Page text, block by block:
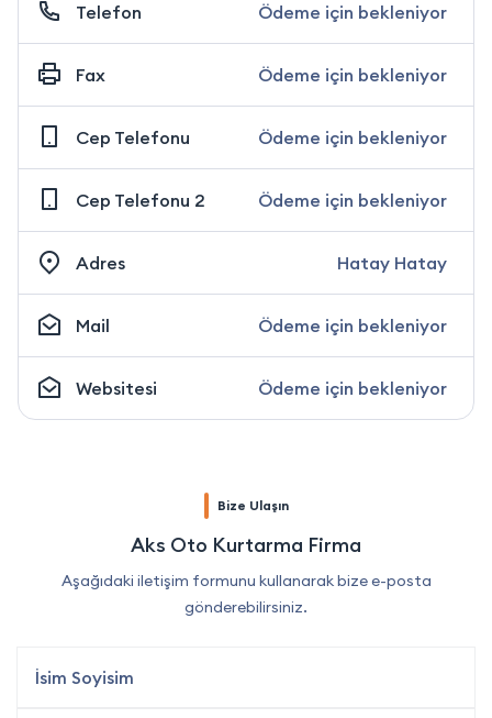
Telefon Ödeme için bekleniyor
Fax Ödeme için bekleniyor
Cep Telefonu Ödeme için bekleniyor
Cep Telefonu 2 Ödeme için bekleniyor
Adres Hatay Hatay
Mail Ödeme için bekleniyor
Websitesi Ödeme için bekleniyor
Bize Ulaşın
Aks Oto Kurtarma Firma
Aşağıdaki iletişim formunu kullanarak bize e-posta
gönderebilirsiniz.